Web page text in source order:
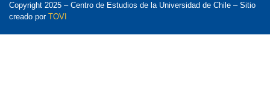
Copyright 2025 – Centro de Estudios de la Universidad de Chile – Sitio
creado por TOVI